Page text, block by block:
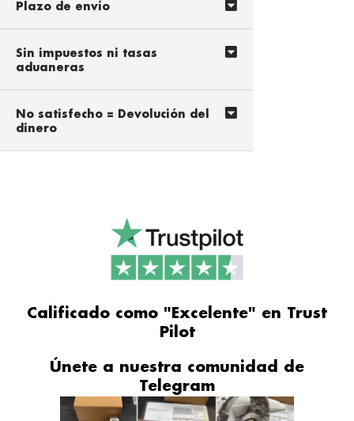
Plazo de envío
Sin impuestos ni tasas
aduaneras
No satisfecho = Devolución del
dinero
Calificado como "Excelente" en Trust
Pilot
Únete a nuestra comunidad de
Telegram